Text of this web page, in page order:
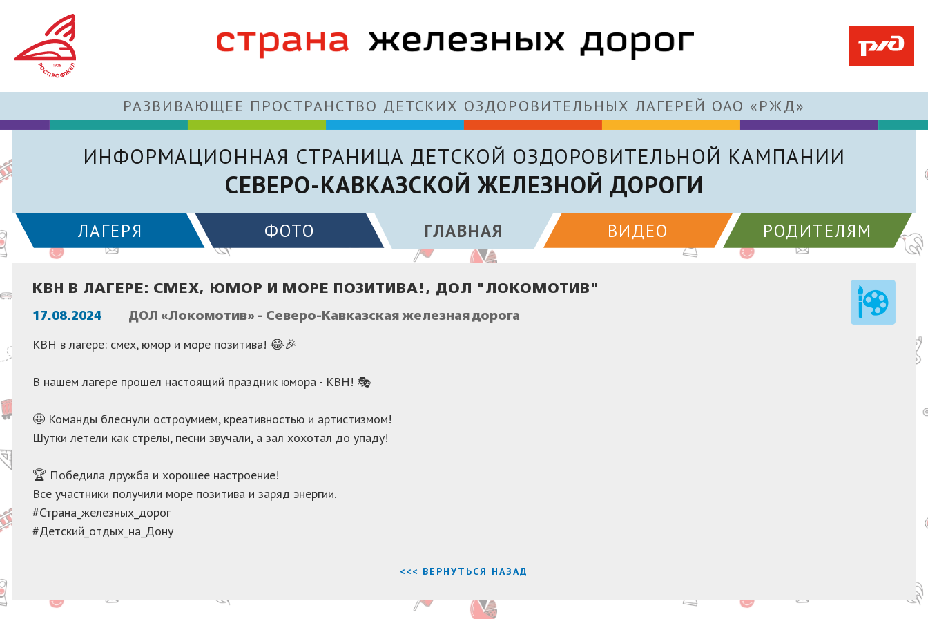
РАЗВИВАЮЩЕЕ ПРОСТРАНСТВО ДЕТСКИХ ОЗДОРОВИТЕЛЬНЫХ ЛАГЕРЕЙ ОАО «РЖД»
ИНФОРМАЦИОННАЯ СТРАНИЦА ДЕТСКОЙ ОЗДОРОВИТЕЛЬНОЙ КАМПАНИИ
СЕВЕРО-КАВКАЗСКОЙ ЖЕЛЕЗНОЙ ДОРОГИ
ЛАГЕРЯ ФОТО ГЛАВНАЯ ВИДЕО РОДИТЕЛЯМ
КВН В ЛАГЕРЕ: СМЕХ, ЮМОР И МОРЕ ПОЗИТИВА!, ДОЛ "ЛОКОМОТИВ"
17.08.2024 ДОЛ «Локомотив» - Северо-Кавказская железная дорога
КВН в лагере: смех, юмор и море позитива! 😂🎉
В нашем лагере прошел настоящий праздник юмора - КВН! 🎭
🤩 Команды блеснули остроумием, креативностью и артистизмом!
Шутки летели как стрелы, песни звучали, а зал хохотал до упаду!
🏆 Победила дружба и хорошее настроение!
Все участники получили море позитива и заряд энергии.
#Страна_железных_дорог
#Детский_отдых_на_Дону
<<< ВЕРНУТЬСЯ НАЗАД